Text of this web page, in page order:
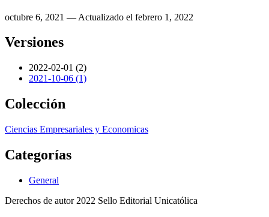
octubre 6, 2021 — Actualizado el febrero 1, 2022
Versiones
2022-02-01 (2)
2021-10-06 (1)
Colección
Ciencias Empresariales y Economicas
Categorías
General
Derechos de autor 2022 Sello Editorial Unicatólica